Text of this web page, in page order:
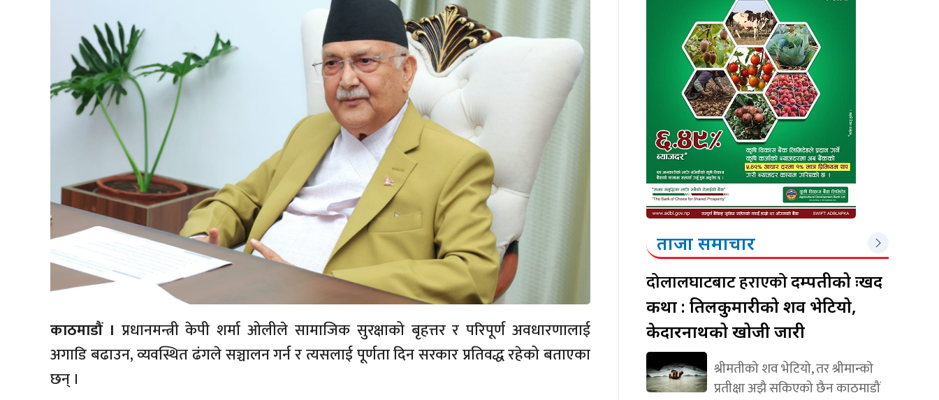
काठमाडौं । प्रधानमन्त्री केपी शर्मा ओलीले सामाजिक सुरक्षाको बृहत्तर र परिपूर्ण अवधारणालाई
अगाडि बढाउन, व्यवस्थित ढंगले सञ्चालन गर्न र त्यसलाई पूर्णता दिन सरकार प्रतिवद्ध रहेको बताएका
छन् ।
ताजा समाचार
दोलालघाटबाट हराएकोदम्पतीको दुःखद
कथा : तिलकुमारीको शव भेटियो,
केदारनाथको खोजी जारी
श्रीमतीको शव भेटियो, तर श्रीमान्को
प्रतीक्षा अझै सकिएको छैन काठमाडौं